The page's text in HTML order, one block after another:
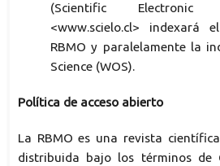
(Scientific Electronic
<www.scielo.cl> indexará
RBMO y paralelamente la
Science (WOS).
Política de acceso abierto
La RBMO es una revista
distribuida bajo los términos de